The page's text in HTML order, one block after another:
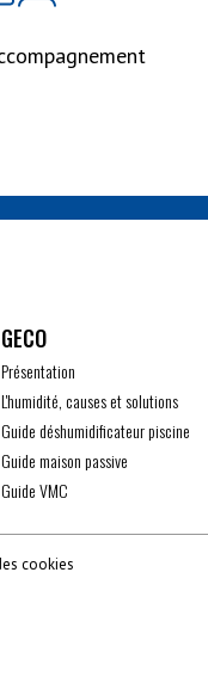
conformité
GECO
Présentation
L'humidité, causes et solutions
Guide déshumidificateur piscine
Guide maison passive
Guide VMC
cookies